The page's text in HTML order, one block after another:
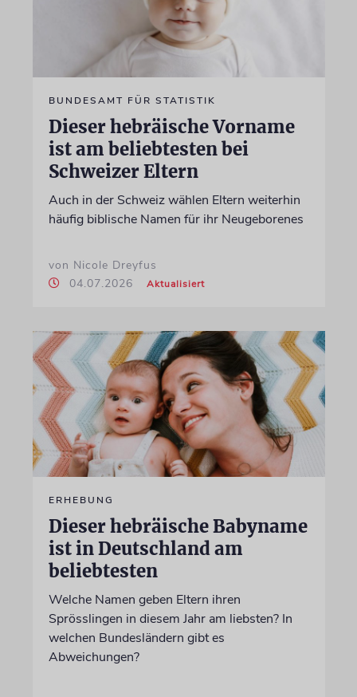
BUNDESAMT FÜR STATISTIK
Dieser hebräische Vorname
ist am beliebtesten bei
Schweizer Eltern
Auch in der Schweiz wählen Eltern weiterhin
häufig biblische Namen für ihr Neugeborenes
von Nicole Dreyfus
04.07.2026
Aktualisiert
ERHEBUNG
Dieser hebräische Babyname
ist in Deutschland am
beliebtesten
Welche Namen geben Eltern ihren
Sprösslingen in diesem Jahr am liebsten? In
welchen Bundesländern gibt es
Abweichungen?